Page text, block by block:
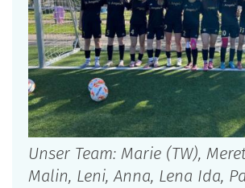
Unser Team: Marie (TW),
Malin, Leni, Anna, Lena Ida,